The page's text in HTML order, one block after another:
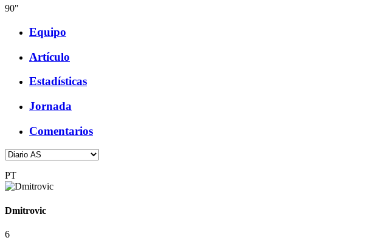
90"
Equipo
Artículo
Estadísticas
Jornada
Comentarios
PT
Dmitrovic
6